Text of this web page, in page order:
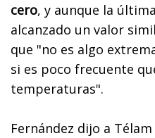
cero, y aunque la
alcanzado un valor
que "no es algo
si es poco frecuente
temperaturas".
Fernández dijo a